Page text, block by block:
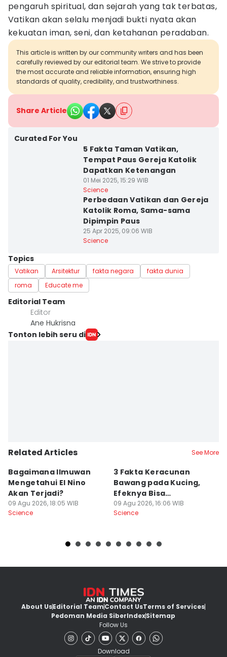
pengaruh spiritual, dan sejarah yang tak terbatas,
Vatikan akan selalu menjadi bukti nyata akan
kekuatan iman, seni, dan ketahanan peradaban.
This article is written by our community writers and has been
carefully reviewed by our editorial team. We strive to provide
the most accurate and reliable information, ensuring high
standards of quality, credibility, and trustworthiness.
Share Article
Curated For You
5 Fakta Taman Vatikan,
Tempat Paus Gereja Katolik
Dapatkan Ketenangan
01 Mei 2025, 15:29 WIB
Science
Perbedaan Vatikan dan Gereja
Katolik Roma, Sama-sama
Dipimpin Paus
25 Apr 2025, 09:06 WIB
Science
Topics
Vatikan Arsitektur fakta negara
fakta dunia
roma
Educate me
Editorial Team
Editor
Ane Hukrisna
Tonton lebih seru di
Related Articles See More
Bagaimana Ilmuwan
Mengetahui El Nino
Akan Terjadi?
09 Agu 2026, 18:05 WIB
Science
3 Fakta Keracunan
Bawang pada Kucing,
Efeknya Bisa
Mematikan!
09 Agu 2026, 16:06 WIB
Science
About UsEditorial TeamContact UsTerms of Services
Pedoman Media SiberIndexSitemap
Follow Us
Download